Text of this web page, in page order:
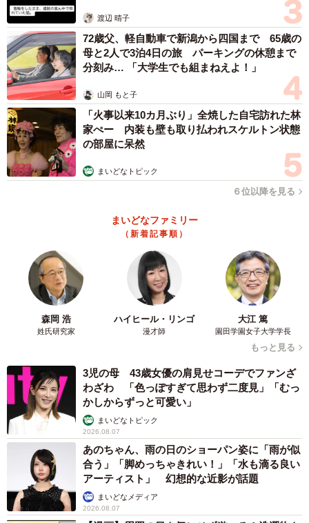
渡辺 晴子
72歳父、軽自動車で新潟から四国まで 65歳の
母と2人で3泊4日の旅 パーキングの休憩まで
分刻み… 「大学生でも組まねえよ！」
山岡 もと子
「火事以来10カ月ぶり」全焼した自宅訪れた林
家ぺー 内装も壁も取り払われスケルトン状態
の部屋に呆然
まいどなトピック
６位以降を見る
まいどなファミリー
（新着記事順）
森岡 浩
姓氏研究家
ハイヒール・リンゴ
漫才師
大江 篤
園田学園女子大学学長
もっと見る
3児の母 43歳女優の肩見せコーデでファンざ
わざわ 「色っぽすぎて思わず二度見」「むっ
かしからずっと可愛い」
まいどなトピック
2026.08.07
あのちゃん、雨の日のショーパン姿に「雨が似
合う」「脚めっちゃきれい！」「水も滴る良い
アーティスト」 幻想的な近影が話題
まいどなメディア
2026.08.07